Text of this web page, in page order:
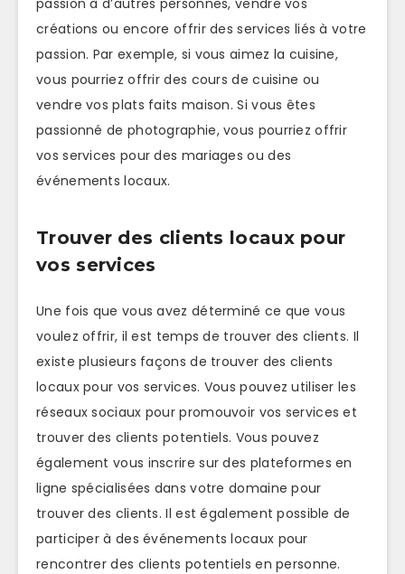
créations ou encore offrir des services liés à votre
passion. Par exemple, si vous aimez la cuisine,
vous pourriez offrir des cours de cuisine ou
vendre vos plats faits maison. Si vous êtes
passionné de photographie, vous pourriez offrir
vos services pour des mariages ou des
événements locaux.
Trouver des clients locaux pour
vos services
Une fois que vous avez déterminé ce que vous
voulez offrir, il est temps de trouver des clients. Il
existe plusieurs façons de trouver des clients
locaux pour vos services. Vous pouvez utiliser les
réseaux sociaux pour promouvoir vos services et
trouver des clients potentiels. Vous pouvez
également vous inscrire sur des plateformes en
ligne spécialisées dans votre domaine pour
trouver des clients. Il est également possible de
participer à des événements locaux pour
rencontrer des clients potentiels en personne.